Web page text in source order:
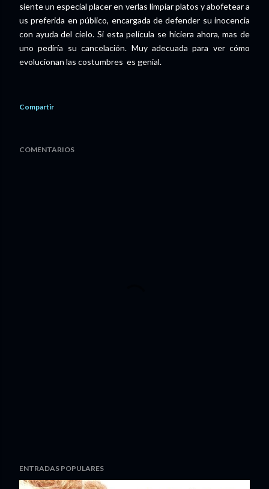
siente un especial placer en verlas limpiar platos y abofetear a
us preferida en público, encargada de defender su inocencia
con ayuda del cielo. Si esta película se hiciera ahora, mas de
uno pediría su cancelación. Muy adecuada para ver cómo
evolucionan las costumbres es genial.
Compartir
COMENTARIOS
ENTRADAS POPULARES